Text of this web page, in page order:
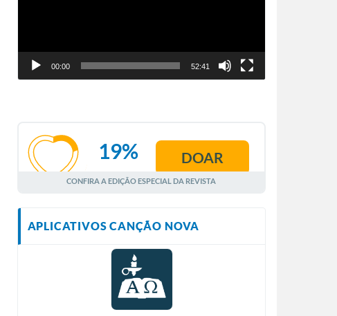
00:00 52:41
AGOSTO
19% DOAR
CONFIRA A EDIÇÃO ESPECIAL DA REVISTA
APLICATIVOS CANÇÃO NOVA